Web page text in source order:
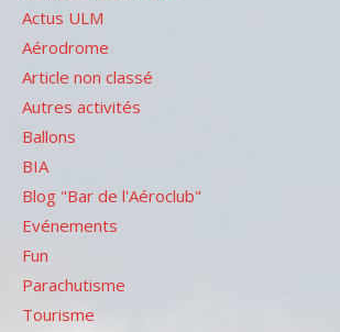
Actus ULM
Aérodrome
Article non classé
Autres activités
Ballons
BIA
Blog "Bar de l'Aéroclub"
Evénements
Fun
Parachutisme
Tourisme